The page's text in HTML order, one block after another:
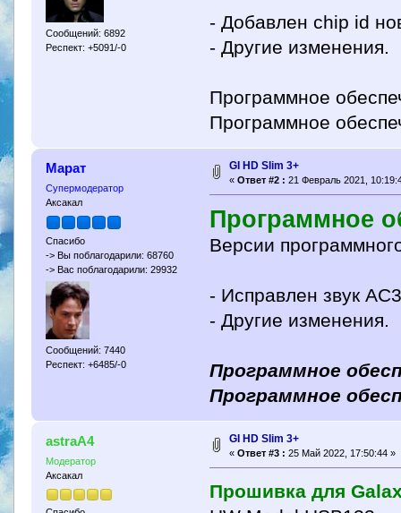
Сообщений: 6892
Респект: +5091/-0
- Добавлен chip id
- Другие изменения.
Программное
Программное
Марат
Супермодератор
Аксакал
Спасибо
-> Вы поблагодарили: 68760
-> Вас поблагодарили: 29932
Сообщений: 7440
Респект: +6485/-0
GI HD Slim 3+
« Ответ #2 : 21 Февраль 2021,
Программное
Версии
- Исправлен звук
- Другие изменения.
Программное
Программное
astraA4
Модератор
Аксакал
GI HD Slim 3+
« Ответ #3 : 25 Май 2022, 17:50:44 »
Прошивка для